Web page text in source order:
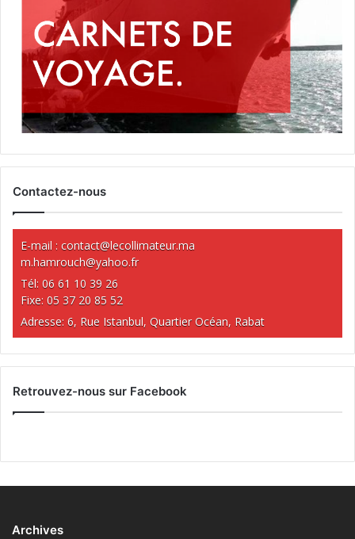
Contactez-nous
E-mail : contact@lecollimateur.ma
m.hamrouch@yahoo.fr
Tél: 06 61 10 39 26
Fixe: 05 37 20 85 52
Adresse: 6, Rue Istanbul, Quartier Océan, Rabat
Retrouvez-nous sur Facebook
Archives